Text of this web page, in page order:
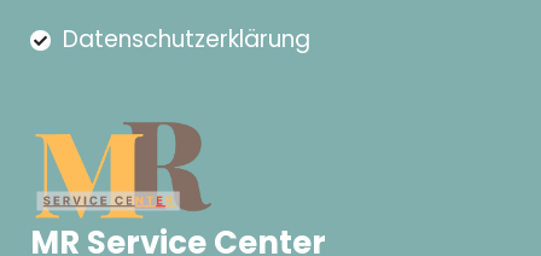
Datenschutzerklärung
MR Service Center